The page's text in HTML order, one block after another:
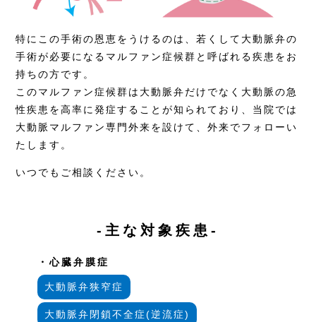
特にこの手術の恩恵をうけるのは、若くして大動脈弁の
手術が必要になるマルファン症候群と呼ばれる疾患をお
持ちの方です。
このマルファン症候群は大動脈弁だけでなく大動脈の急
性疾患を高率に発症することが知られており、当院では
大動脈マルファン専門外来を設けて、外来でフォローい
たします。
いつでもご相談ください。
-主な対象疾患-
・心臓弁膜症
大動脈弁狭窄症
大動脈弁閉鎖不全症(逆流症)